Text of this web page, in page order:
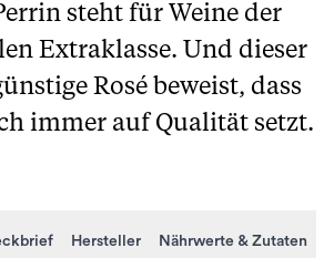
steht für Weine der
Extraklasse. Und dieser
Rosé beweist, dass
immer auf Qualität setzt.
Hersteller Nährwerte & Zutaten